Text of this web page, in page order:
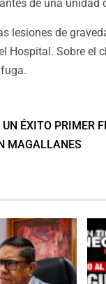
de una unidad
lesiones de
Hospital. Sobre el
ÉXITO PRIMER
MAGALLANES